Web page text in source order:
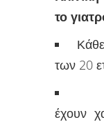
το
των 20
έχουν